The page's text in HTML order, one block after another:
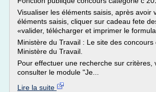
Visualiser les éléments saisis, après avoir
éléments saisis, cliquer sur cadeau fete
«valider, télécharger et imprimer le
Ministère du Travail : Le site des
Ministère du Travail.
Pour effectuer une recherche sur critères,
consulter le module "Je...
Lire la suite